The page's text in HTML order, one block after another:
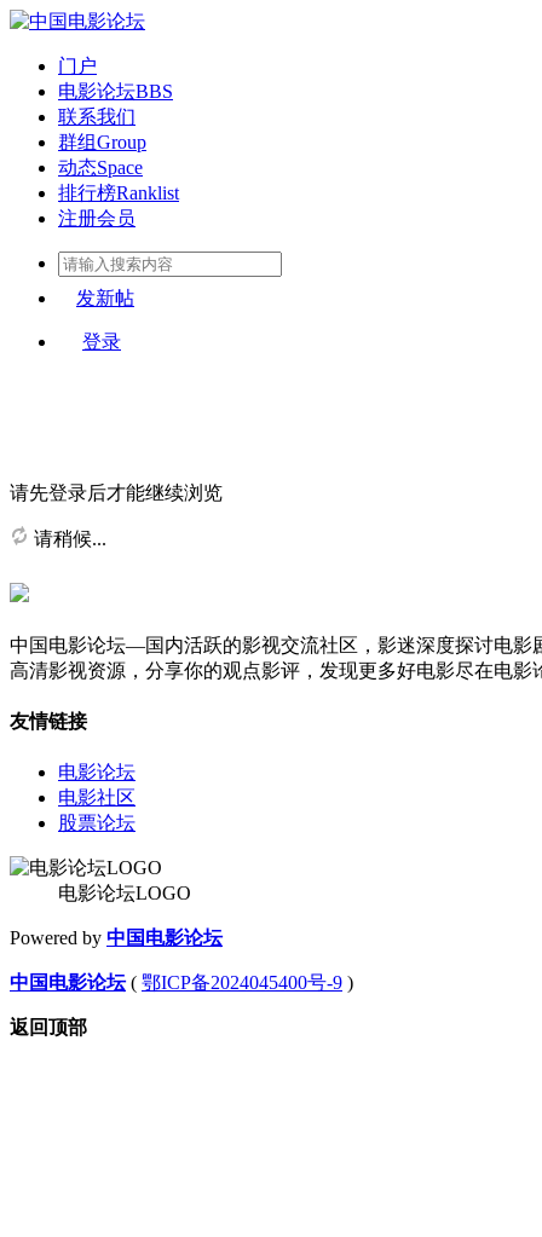
门户
电影论坛BBS
联系我们
群组Group
动态Space
排行榜Ranklist
注册会员
发新帖
登录
请先登录后才能继续浏览
请稍候...
中国电影论坛—国内活跃的影视交流社区，影迷深度探讨电
高清影视资源，分享你的观点影评，发现更多好电影尽在电影
友情链接
电影论坛
电影社区
股票论坛
电影论坛LOGO
Powered by 中国电影论坛
中国电影论坛( 鄂ICP备2024045400号-9 )
返回顶部